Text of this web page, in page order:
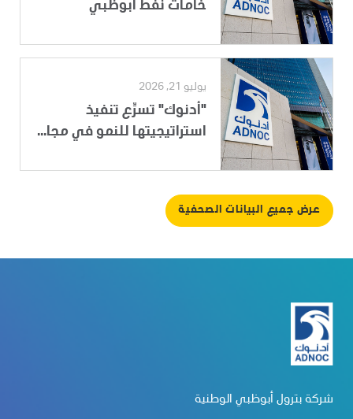
خامات نفط أبوظبي
يوليو 21, 2026
"أدنوك" تسرِّع تنفيذ
استراتيجيتها للنمو في مجا...
عرض جميع البيانات الصحفية
شركة بترول أبوظبي الوطنية